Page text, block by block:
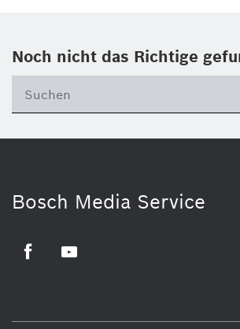
Noch nicht das Richtige
Bosch Media Service